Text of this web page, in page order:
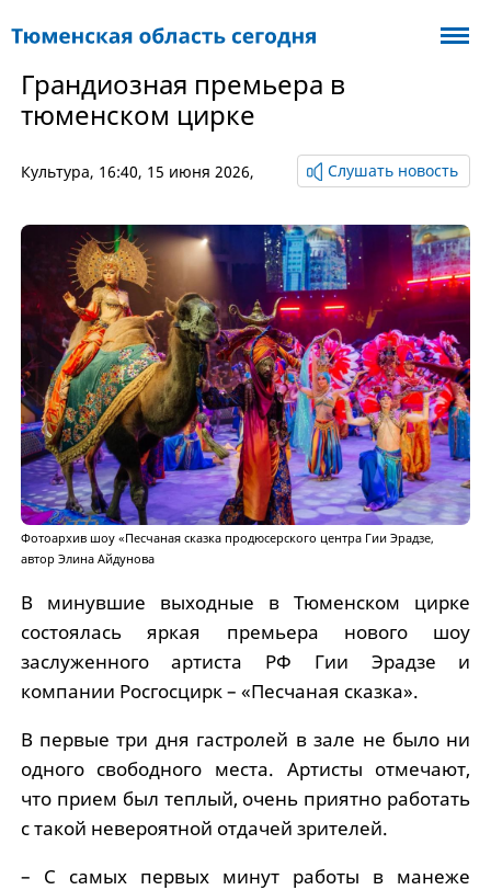
Грандиозная премьера в
тюменском цирке
Культура, 16:40, 15 июня 2026, Слушать новость
Фотоархив шоу «Песчаная сказка продюсерского центра Гии Эрадзе,
автор Элина Айдунова
В минувшие выходные в Тюменском цирке
состоялась яркая премьера нового шоу
заслуженного артиста РФ Гии Эрадзе и
компании Росгосцирк – «Песчаная сказка».
В первые три дня гастролей в зале не было ни
одного свободного места. Артисты отмечают,
что прием был теплый, очень приятно работать
с такой невероятной отдачей зрителей.
– С самых первых минут работы в манеже